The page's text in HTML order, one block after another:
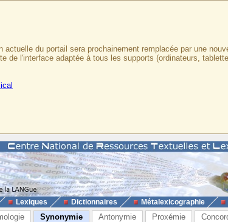
du portail sera prochainement remplacée par une
de l'interface adaptée à tous les supports (ordinateurs,
Lexiques Dictionnaires Métalexicographie
Synonymie Antonymie Proxémie